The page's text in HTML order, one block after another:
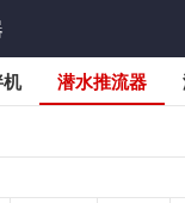
潜水推流器